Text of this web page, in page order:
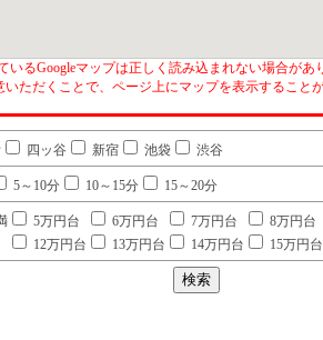
いるGoogleマップは正しく読み込まれない場合があ
ただくことで、ページ上にマップを表示することが
四ッ谷 新宿 池袋 渋谷
5～10分 10～15分 15～20分
5万円台 6万円台 7万円台 8万円台
12万円台 13万円台 14万円台 15万円台